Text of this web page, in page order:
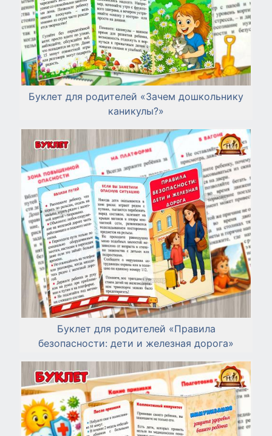
Буклет для родителей «Зачем дошкольнику
каникулы?»
Буклет для родителей «Правила
безопасности: дети и железная дорога»